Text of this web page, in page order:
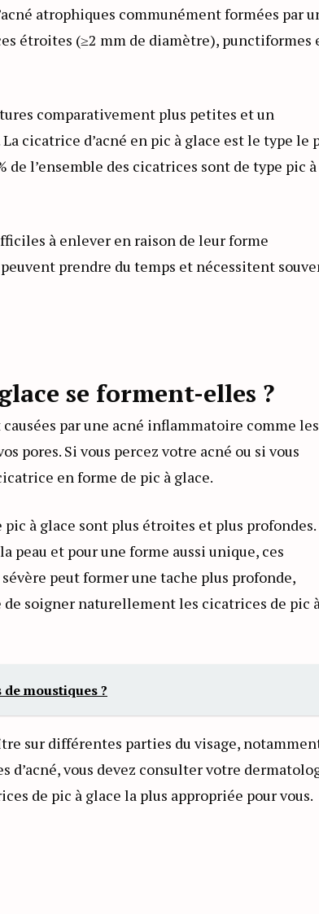
atrophiques communément formées par
étroites (≥2 mm de diamètre), punctiformes
comparativement plus petites et un
cicatrice d’acné en pic à glace est le type le
de l’ensemble des cicatrices sont de type pic à
à enlever en raison de leur forme
prendre du temps et nécessitent
se forment-elles ?
par une acné inflammatoire comme les
pores. Si vous percez votre acné ou si vous
en forme de pic à glace.
à glace sont plus étroites et plus profondes.
peau et pour une forme aussi unique, ces
peut former une tache plus profonde,
soigner naturellement les cicatrices de pic
moustiques ?
sur différentes parties du visage,
d’acné, vous devez consulter votre
de pic à glace la plus appropriée pour vous.